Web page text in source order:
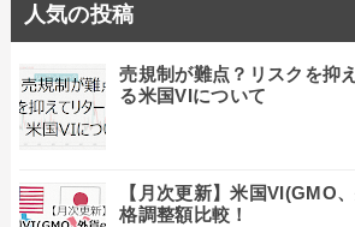
人気の投稿
売規制が難点？リスクを抑
る米国VIについて
【月次更新】米国VI(GMO
格調整額比較！